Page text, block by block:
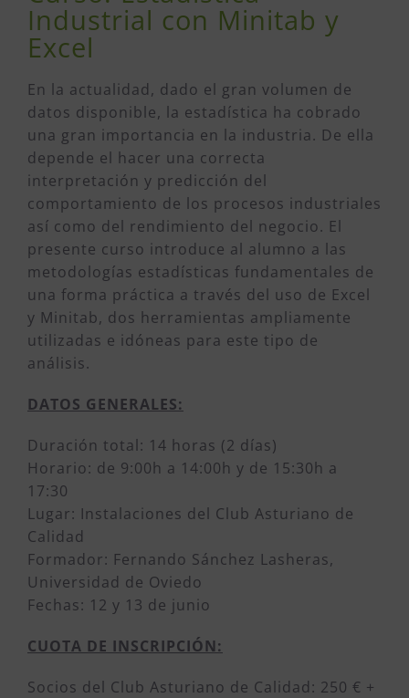
Industrial con Minitab y
Excel
En la actualidad, dado el gran volumen de
datos disponible, la estadística ha cobrado
una gran importancia en la industria. De ella
depende el hacer una correcta
interpretación y predicción del
comportamiento de los procesos industriales
así como del rendimiento del negocio. El
presente curso introduce al alumno a las
metodologías estadísticas fundamentales de
una forma práctica a través del uso de Excel
y Minitab, dos herramientas ampliamente
utilizadas e idóneas para este tipo de
análisis.
DATOS GENERALES:
Duración total: 14 horas (2 días)
Horario: de 9:00h a 14:00h y de 15:30h a
17:30
Lugar: Instalaciones del Club Asturiano de
Calidad
Formador: Fernando Sánchez Lasheras,
Universidad de Oviedo
Fechas: 12 y 13 de junio
CUOTA DE INSCRIPCIÓN:
Socios del Club Asturiano de Calidad: 250 € +